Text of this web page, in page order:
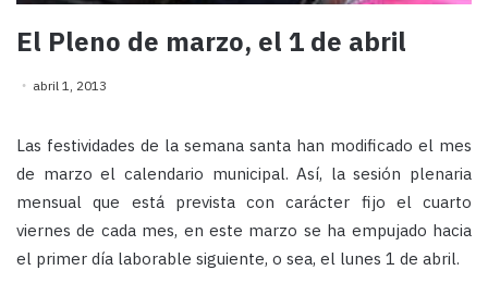
El Pleno de marzo, el 1 de abril
abril 1, 2013
Las festividades de la semana santa han modificado el mes
de marzo el calendario municipal. Así, la sesión plenaria
mensual que está prevista con carácter fijo el cuarto
viernes de cada mes, en este marzo se ha empujado hacia
el primer día laborable siguiente, o sea, el lunes 1 de abril.